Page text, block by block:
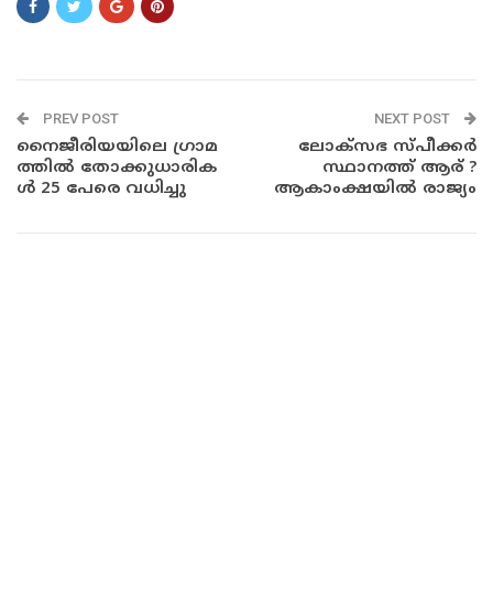
PREV POST
നൈ​ജീ​രി​യ​യി​ലെ ഗ്രാ​മ​
ത്തി​ൽ തോ​ക്കു​ധാ​രി​ക​
ൾ 25 പേ​രെ വ​ധി​ച്ചു
NEXT POST
ലോക്സഭ സ്പീക്കർ
സ്ഥാനത്ത് ആര് ?
ആകാംക്ഷയിൽ രാജ്യം